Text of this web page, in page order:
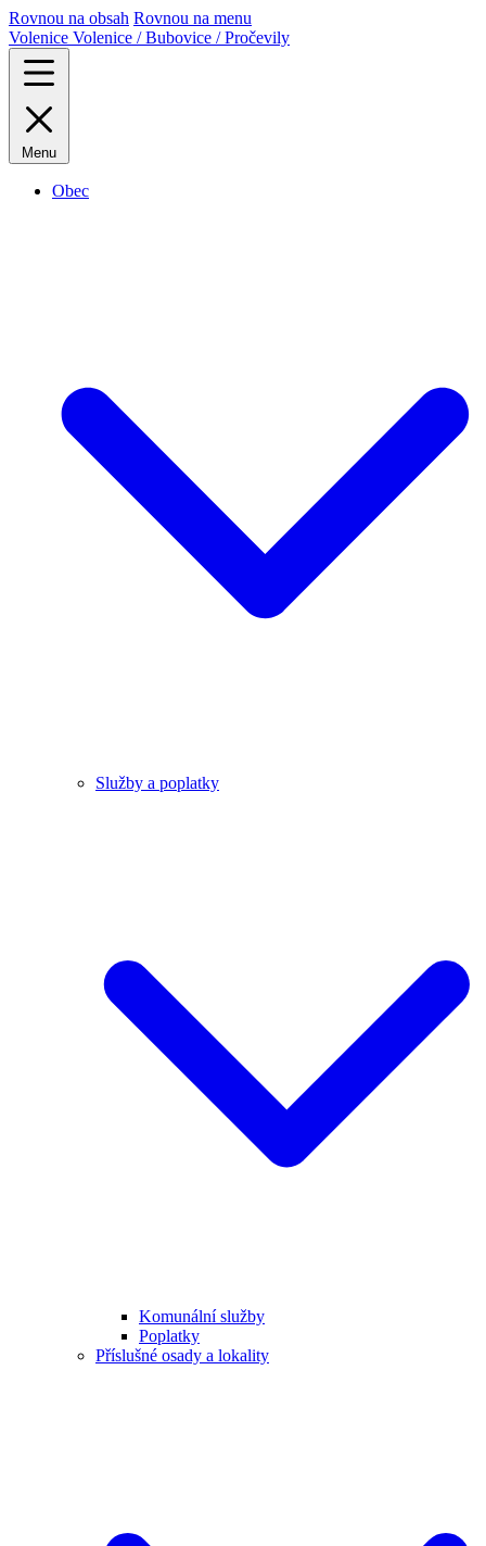
Rovnou na obsah Rovnou na menu
Volenice Volenice / Bubovice / Pročevily
Menu
Obec
Služby a poplatky
Komunální služby
Poplatky
Příslušné osady a lokality